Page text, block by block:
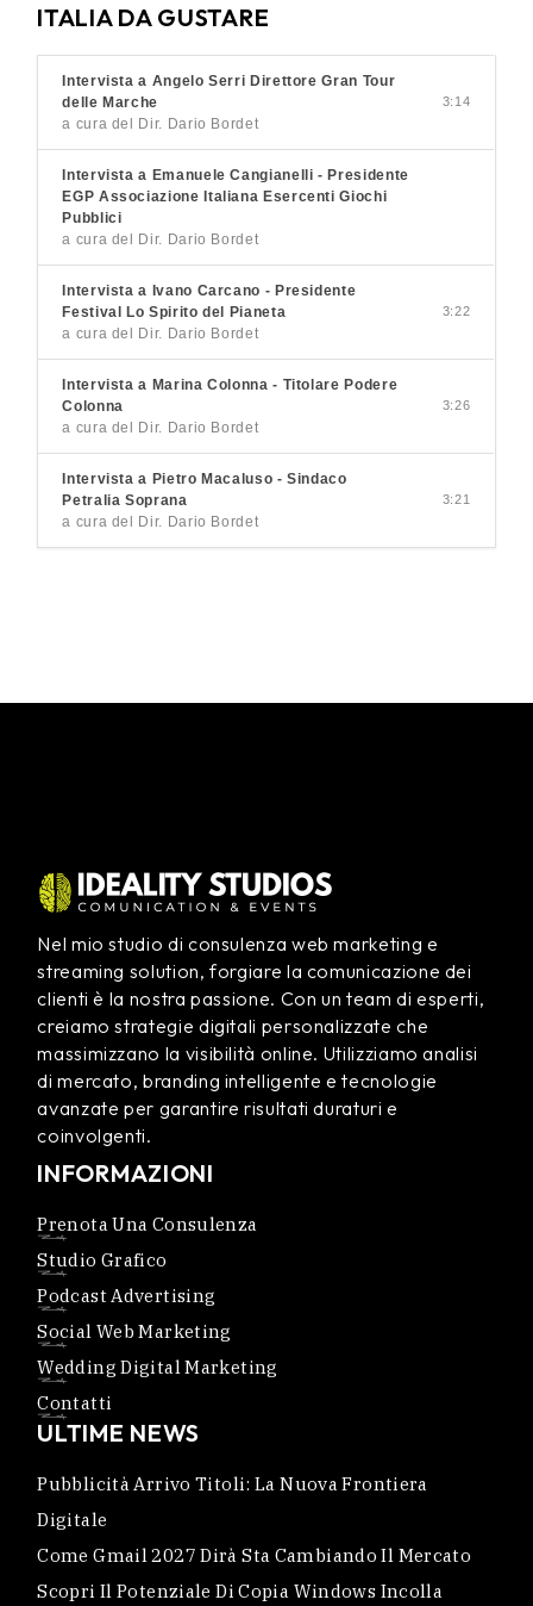
ITALIA DA GUSTARE
Intervista a Angelo Serri Direttore Gran Tour
delle Marche
a cura del Dir. Dario Bordet
3:14
Intervista a Emanuele Cangianelli - Presidente
EGP Associazione Italiana Esercenti Giochi
Pubblici
a cura del Dir. Dario Bordet
Intervista a Ivano Carcano - Presidente
Festival Lo Spirito del Pianeta
a cura del Dir. Dario Bordet
3:22
Intervista a Marina Colonna - Titolare Podere
Colonna
a cura del Dir. Dario Bordet
3:26
Intervista a Pietro Macaluso - Sindaco
Petralia Soprana
a cura del Dir. Dario Bordet
3:21
Nel mio studio di consulenza web marketing e
streaming solution, forgiare la comunicazione dei
clienti è la nostra passione. Con un team di esperti,
creiamo strategie digitali personalizzate che
massimizzano la visibilità online. Utilizziamo analisi
di mercato, branding intelligente e tecnologie
avanzate per garantire risultati duraturi e
coinvolgenti.
INFORMAZIONI
Prenota Una Consulenza
Studio Grafico
Podcast Advertising
Social Web Marketing
Wedding Digital Marketing
Contatti
ULTIME NEWS
Pubblicità Arrivo Titoli: La Nuova Frontiera
Digitale
Come Gmail 2027 Dirà Sta Cambiando Il Mercato
Scopri Il Potenziale Di Copia Windows Incolla